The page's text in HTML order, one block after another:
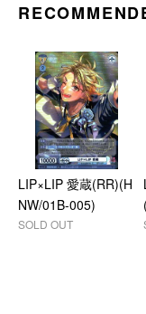
LIP×LIP 愛蔵(RR)(H
NW/01B-005)
SOLD OUT